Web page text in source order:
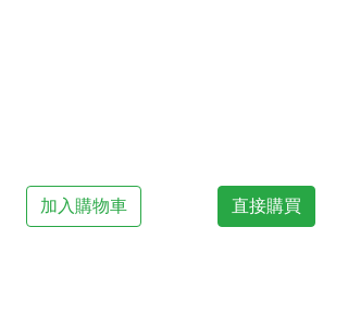
加入購物車 直接購買